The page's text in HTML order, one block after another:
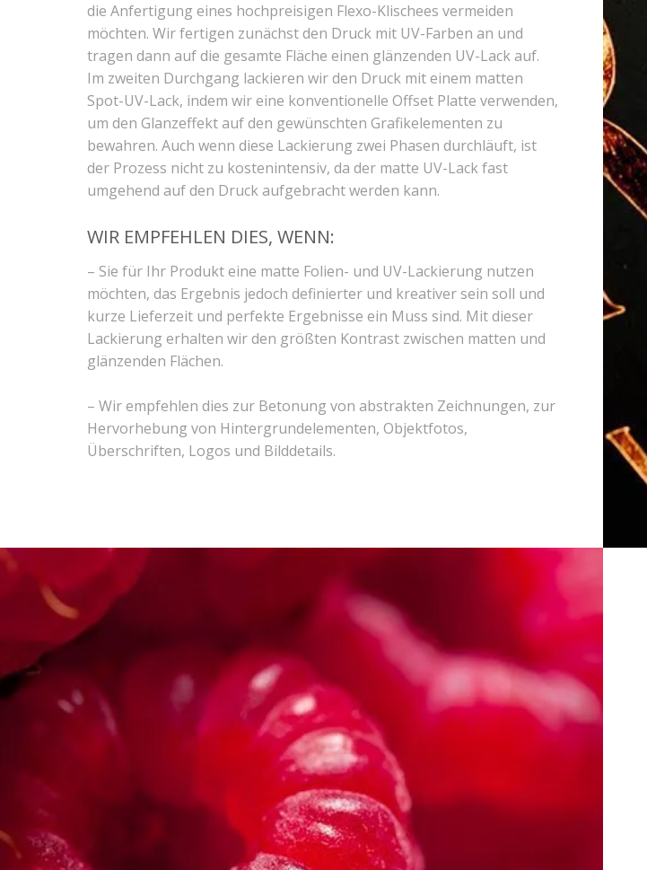
die Anfertigung eines hochpreisigen Flexo-Klischees vermeiden
möchten. Wir fertigen zunächst den Druck mit UV-Farben an und
tragen dann auf die gesamte Fläche einen glänzenden UV-Lack auf.
Im zweiten Durchgang lackieren wir den Druck mit einem matten
Spot-UV-Lack, indem wir eine konventionelle Offset Platte verwenden,
um den Glanzeffekt auf den gewünschten Grafikelementen zu
bewahren. Auch wenn diese Lackierung zwei Phasen durchläuft, ist
der Prozess nicht zu kostenintensiv, da der matte UV-Lack fast
umgehend auf den Druck aufgebracht werden kann.
WIR EMPFEHLEN DIES, WENN:
– Sie für Ihr Produkt eine matte Folien- und UV-Lackierung nutzen
möchten, das Ergebnis jedoch definierter und kreativer sein soll und
kurze Lieferzeit und perfekte Ergebnisse ein Muss sind. Mit dieser
Lackierung erhalten wir den größten Kontrast zwischen matten und
glänzenden Flächen.
– Wir empfehlen dies zur Betonung von abstrakten Zeichnungen, zur
Hervorhebung von Hintergrundelementen, Objektfotos,
Überschriften, Logos und Bilddetails.